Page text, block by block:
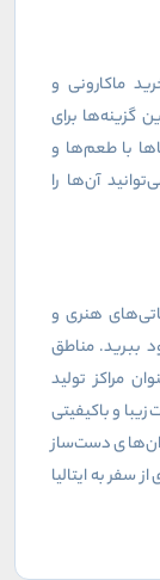
ماکارونی و
گزینه‌ها برای
با طعم‌ها و
آن‌ها را
هنری و
ببرید. مناطق
مراکز تولید
و باکیفیتی
دست‌ساز
سفر به ایتالیا